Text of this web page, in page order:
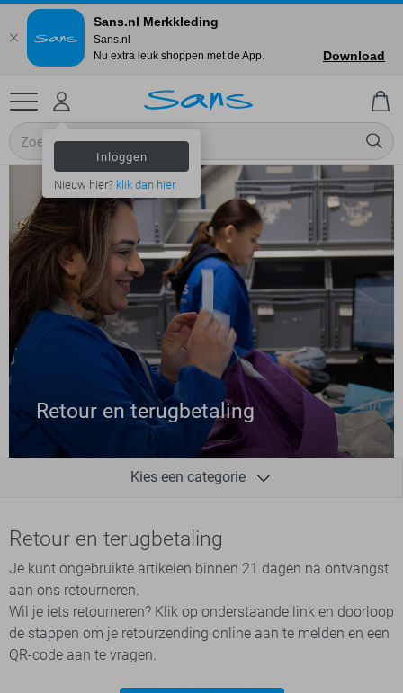
Inloggen
Nieuw hier? klik dan hier
Retour en terugbetaling
Kies een categorie
Over mijn account
Contact
Retour en terugbetaling
Retour en terugbetaling
Je kunt ongebruikte artikelen binnen 21 dagen na ontvangst
aan ons retourneren.
Wil je iets retourneren? Klik op onderstaande link en doorloop
de stappen om je retourzending online aan te melden en een
QR-code aan te vragen.
Sans.nl Merkkleding
Sans.nl
Nu extra leuk shoppen met de App.
Download